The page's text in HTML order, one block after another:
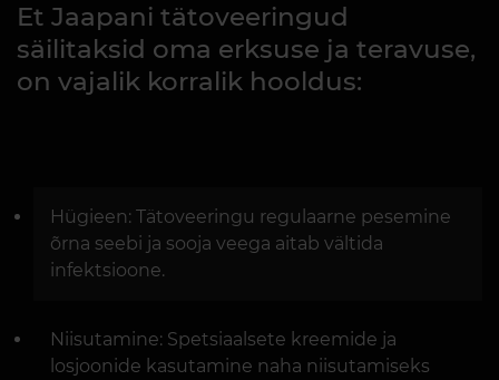
Et Jaapani tätoveeringud
säilitaksid oma erksuse ja teravuse,
on vajalik korralik hooldus:
Hügieen: Tätoveeringu regulaarne pesemine
õrna seebi ja sooja veega aitab vältida
infektsioone.
Niisutamine: Spetsiaalsete kreemide ja
losjoonide kasutamine naha niisutamiseks